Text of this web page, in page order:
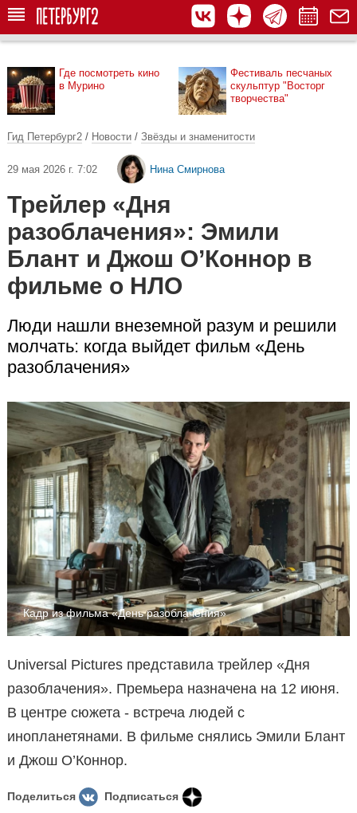
Где посмотреть кино
в Мурино
Фестиваль песчаных
скульптур "Восторг
творчества"
Гид Петербург2 / Новости / Звёзды и знаменитости
29 мая 2026 г. 7:02 Нина Смирнова
Трейлер «Дня
разоблачения»: Эмили
Блант и Джош О’Коннор в
фильме о НЛО
Люди нашли внеземной разум и решили
молчать: когда выйдет фильм «День
разоблачения»
Кадр из фильма «День разоблачения»
Universal Pictures представила трейлер «Дня
разоблачения». Премьера назначена на 12 июня.
В центре сюжета - встреча людей с
инопланетянами. В фильме снялись Эмили Блант
и Джош О’Коннор.
Поделиться Подписаться